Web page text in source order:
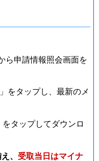
ら申請情報照会画面を
をタップし、最新のメ
タップしてダウンロ
、 受取当日はマイナ